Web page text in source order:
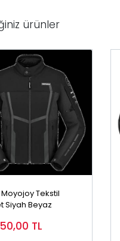
ürünler
Moyojoy Tekstil
Siyah Beyaz
TL